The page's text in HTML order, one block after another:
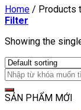
Home / Products
Filter
Showing the
SẢN PHẨM MỚI